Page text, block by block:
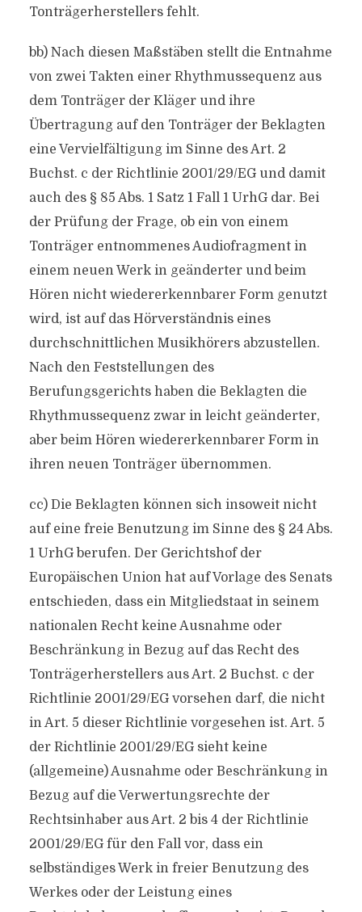
Tonträgerherstellers fehlt.
bb) Nach diesen Maßstäben stellt die Entnahme
von zwei Takten einer Rhythmussequenz aus
dem Tonträger der Kläger und ihre
Übertragung auf den Tonträger der Beklagten
eine Vervielfältigung im Sinne des Art. 2
Buchst. c der Richtlinie 2001/29/EG und damit
auch des § 85 Abs. 1 Satz 1 Fall 1 UrhG dar. Bei
der Prüfung der Frage, ob ein von einem
Tonträger entnommenes Audiofragment in
einem neuen Werk in geänderter und beim
Hören nicht wiedererkennbarer Form genutzt
wird, ist auf das Hörverständnis eines
durchschnittlichen Musikhörers abzustellen.
Nach den Feststellungen des
Berufungsgerichts haben die Beklagten die
Rhythmussequenz zwar in leicht geänderter,
aber beim Hören wiedererkennbarer Form in
ihren neuen Tonträger übernommen.
cc) Die Beklagten können sich insoweit nicht
auf eine freie Benutzung im Sinne des § 24 Abs.
1 UrhG berufen. Der Gerichtshof der
Europäischen Union hat auf Vorlage des Senats
entschieden, dass ein Mitgliedstaat in seinem
nationalen Recht keine Ausnahme oder
Beschränkung in Bezug auf das Recht des
Tonträgerherstellers aus Art. 2 Buchst. c der
Richtlinie 2001/29/EG vorsehen darf, die nicht
in Art. 5 dieser Richtlinie vorgesehen ist. Art. 5
der Richtlinie 2001/29/EG sieht keine
(allgemeine) Ausnahme oder Beschränkung in
Bezug auf die Verwertungsrechte der
Rechtsinhaber aus Art. 2 bis 4 der Richtlinie
2001/29/EG für den Fall vor, dass ein
selbständiges Werk in freier Benutzung des
Werkes oder der Leistung eines